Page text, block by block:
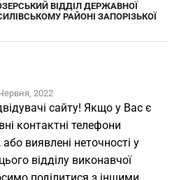
ВІДДІЛ ДЕРЖАВНОЇ
РАЙОНІ ЗАПОРІЗЬКОЇ
2022
сайту! Якщо у Вас є
контактні телефони
виявлені неточності у
відділу виконавчої